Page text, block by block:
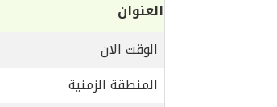
العنوان
الوقت الان
المنطقة الزمنية